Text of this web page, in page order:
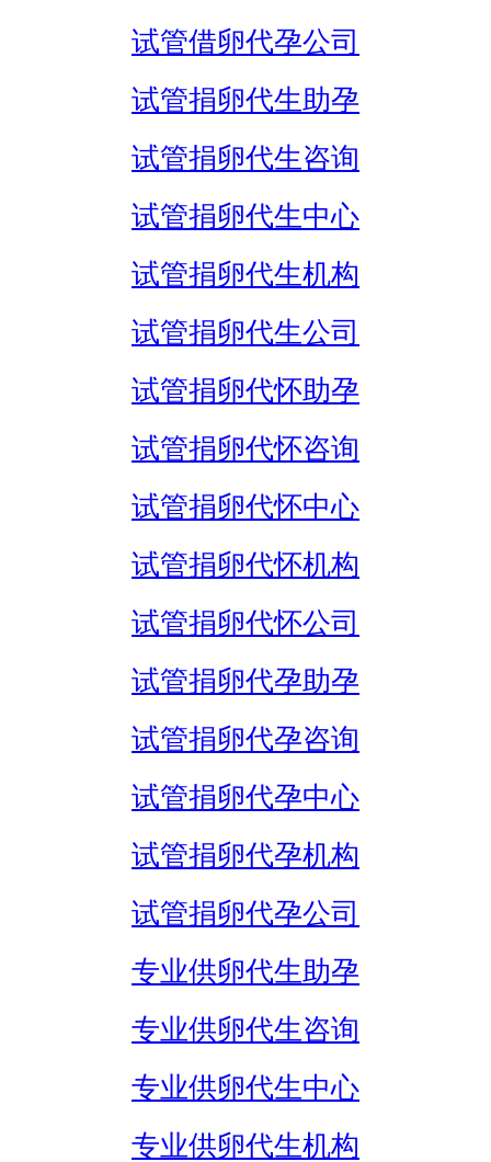
试管借卵代孕公司
试管捐卵代生助孕
试管捐卵代生咨询
试管捐卵代生中心
试管捐卵代生机构
试管捐卵代生公司
试管捐卵代怀助孕
试管捐卵代怀咨询
试管捐卵代怀中心
试管捐卵代怀机构
试管捐卵代怀公司
试管捐卵代孕助孕
试管捐卵代孕咨询
试管捐卵代孕中心
试管捐卵代孕机构
试管捐卵代孕公司
专业供卵代生助孕
专业供卵代生咨询
专业供卵代生中心
专业供卵代生机构